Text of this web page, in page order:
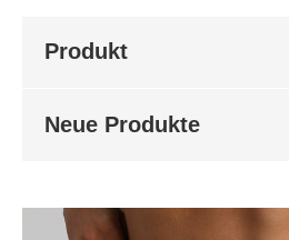
Produkt
Neue Produkte